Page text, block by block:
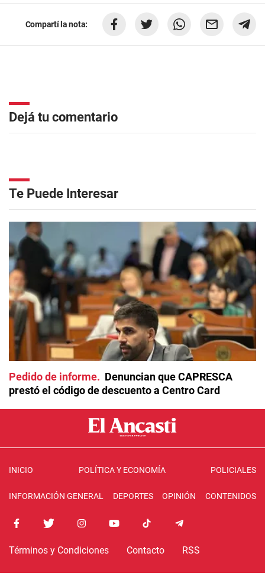
Compartí la nota:
Dejá tu comentario
Te Puede Interesar
Pedido de informe
Denuncian que CAPRESCA
prestó el código de descuento a Centro Card
INICIO POLÍTICA Y ECONOMÍA POLICIALES
INFORMACIÓN GENERAL DEPORTES OPINIÓN CONTENIDOS
Términos y Condiciones Contacto RSS